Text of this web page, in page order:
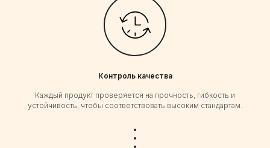
Контроль качества
Каждый продукт проверяется на прочность, гибкость и
устойчивость, чтобы соответствовать высоким стандартам.